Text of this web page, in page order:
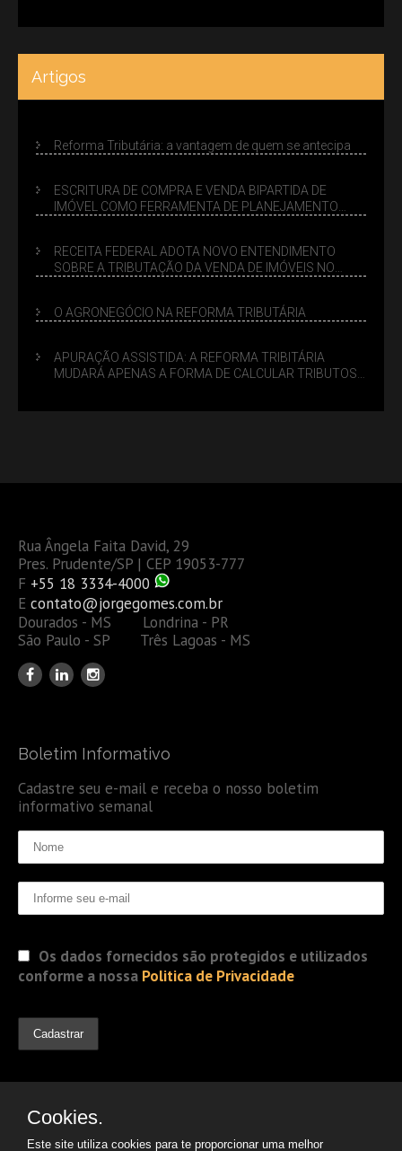
Artigos
Reforma Tributária: a vantagem de quem se antecipa
ESCRITURA DE COMPRA E VENDA BIPARTIDA DE
IMÓVEL COMO FERRAMENTA DE PLANEJAMENTO
RECEITA FEDERAL ADOTA NOVO ENTENDIMENTO
SOBRE A TRIBUTAÇÃO DA VENDA DE IMÓVEIS NO
O AGRONEGÓCIO NA REFORMA TRIBUTÁRIA
APURAÇÃO ASSISTIDA: A REFORMA TRIBITÁRIA
MUDARÁ APENAS A FORMA DE CALCULAR TRIBUTOS
Rua Ângela Faita David, 29
Pres. Prudente/SP | CEP 19053-777
F +55 18 3334-4000
E contato@jorgegomes.com.br
Dourados - MS Londrina - PR
São Paulo - SP Três Lagoas - MS
Boletim Informativo
Cadastre seu e-mail e receba o nosso boletim
informativo semanal
Os dados fornecidos são protegidos e utilizados
conforme a nossa Politica de Privacidade
Cookies.
Este site utiliza cookies para te proporcionar uma melhor